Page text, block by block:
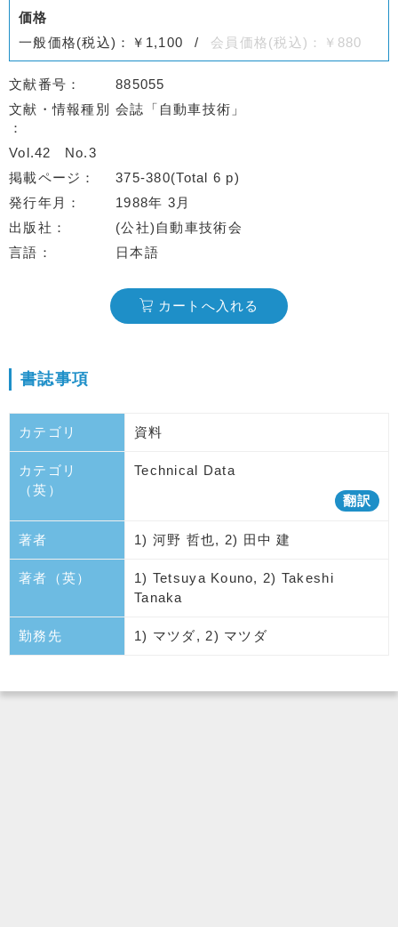
価格
一般価格(税込)：￥1,100
会員価格(税込)：￥880
文献番号
885055
文献・情報種別
会誌「自動車技術」
Vol.42
No.3
掲載ページ
375-380(Total 6 p)
発行年月
1988年 3月
出版社
(公社)自動車技術会
言語
日本語
カートへ入れる
書誌事項
カテゴリ 資料
カテゴリ
（英）
Technical Data
翻訳
著者 1) 河野 哲也, 2) 田中 建
著者（英）
1) Tetsuya Kouno, 2) Takeshi
Tanaka
勤務先 1) マツダ, 2) マツダ